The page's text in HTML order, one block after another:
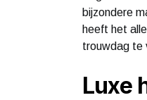
bijzondere
heeft het
trouwdag te
Luxe